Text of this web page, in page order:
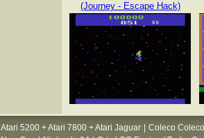
(Journey - Escape Hack)
Atari 5200 + Atari 7800 + Atari Jaguar
Coleco